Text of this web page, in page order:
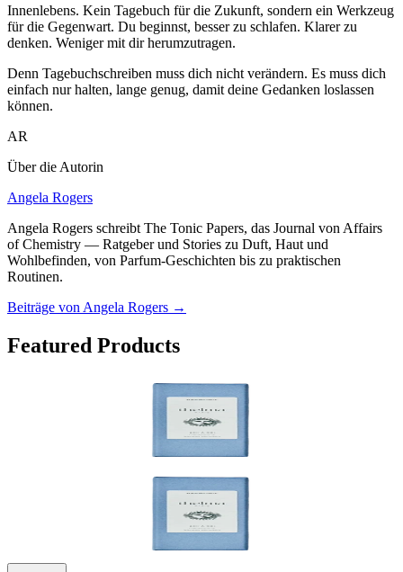
Innenlebens. Kein Tagebuch für die Zukunft, sondern ein Werkzeug
für die Gegenwart. Du beginnst, besser zu schlafen. Klarer zu
denken. Weniger mit dir herumzutragen.
Denn Tagebuchschreiben muss dich nicht verändern. Es muss dich
einfach nur halten, lange genug, damit deine Gedanken loslassen
können.
AR
Über die Autorin
Angela Rogers
Angela Rogers schreibt The Tonic Papers, das Journal von Affairs
of Chemistry — Ratgeber und Stories zu Duft, Haut und
Wohlbefinden, von Parfum-Geschichten bis zu praktischen
Routinen.
Beiträge von Angela Rogers →
Featured Products